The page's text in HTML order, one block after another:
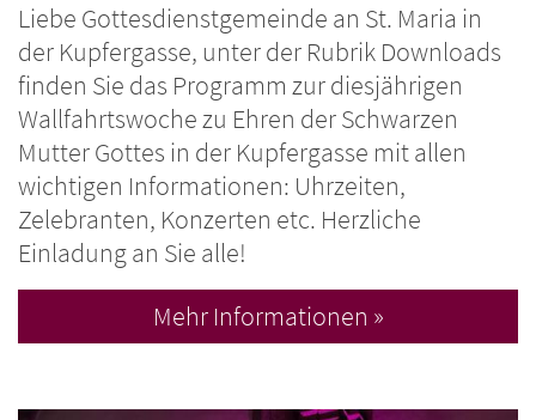
Liebe Gottesdienstgemeinde an St. Maria in
der Kupfergasse, unter der Rubrik Downloads
finden Sie das Programm zur diesjährigen
Wallfahrtswoche zu Ehren der Schwarzen
Mutter Gottes in der Kupfergasse mit allen
wichtigen Informationen: Uhrzeiten,
Zelebranten, Konzerten etc. Herzliche
Einladung an Sie alle!
Mehr Informationen »